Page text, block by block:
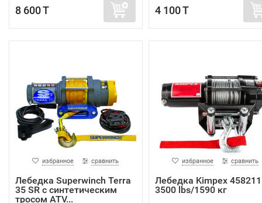
8 600 T 4 100 T
избранное сравнить
Лебедка Superwinch Terra
35 SR с синтетическим
тросом ATV...
избранное сравнить
Лебедка Kimpex 458211
3500 lbs/1590 кг